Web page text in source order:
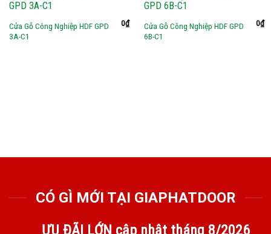
Cửa Gỗ Công Nghiệp HDF GPD
3A-C1
0₫
Cửa Gỗ Công Nghiệp HDF GPD
6B-C1
0₫
CÓ GÌ MỚI TẠI GIAPHATDOOR
ƯU ĐÃI LỚN cập nhật tháng 8/2026